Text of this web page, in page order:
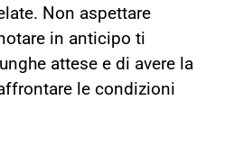
Non aspettare
in anticipo ti
attese e di avere la
le condizioni